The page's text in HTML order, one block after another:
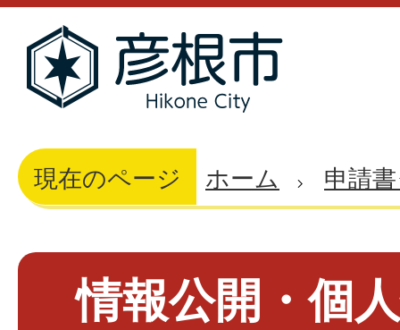
現在のページ ホーム 申請
情報公開・個